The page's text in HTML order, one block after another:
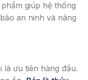
giúp hệ thống
an ninh và nâng
là ưu tiên hàng đầu.